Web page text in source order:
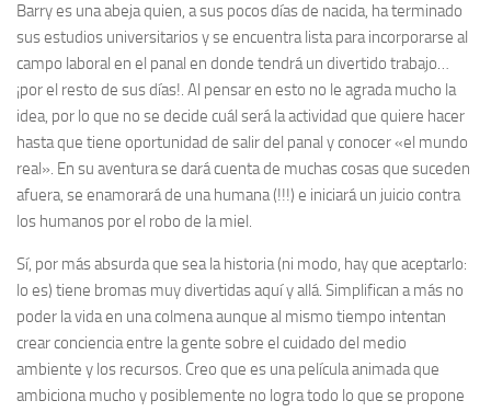
Barry es una abeja quien, a sus pocos días de nacida, ha terminado
sus estudios universitarios y se encuentra lista para incorporarse al
campo laboral en el panal en donde tendrá un divertido trabajo…
¡por el resto de sus días!. Al pensar en esto no le agrada mucho la
idea, por lo que no se decide cuál será la actividad que quiere hacer
hasta que tiene oportunidad de salir del panal y conocer «el mundo
real». En su aventura se dará cuenta de muchas cosas que suceden
afuera, se enamorará de una humana (!!!) e iniciará un juicio contra
los humanos por el robo de la miel.
Sí, por más absurda que sea la historia (ni modo, hay que aceptarlo:
lo es) tiene bromas muy divertidas aquí y allá. Simplifican a más no
poder la vida en una colmena aunque al mismo tiempo intentan
crear conciencia entre la gente sobre el cuidado del medio
ambiente y los recursos. Creo que es una película animada que
ambiciona mucho y posiblemente no logra todo lo que se propone